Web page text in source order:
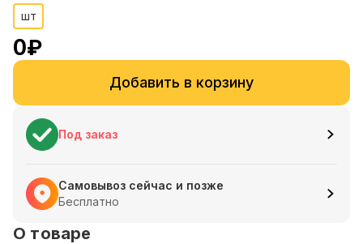
шт
0₽
Добавить в корзину
Под заказ
Самовывоз сейчас и позже
Бесплатно
О товаре